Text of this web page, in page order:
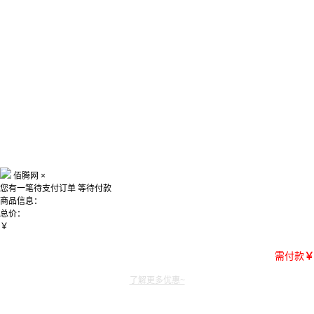
佰腾网 ×
您有一笔待支付订单 等待付款
商品信息：
总价：
￥
需付款￥
了解更多优惠~